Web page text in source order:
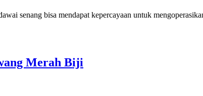
senang bisa mendapat kepercayaan untuk
Merah Biji